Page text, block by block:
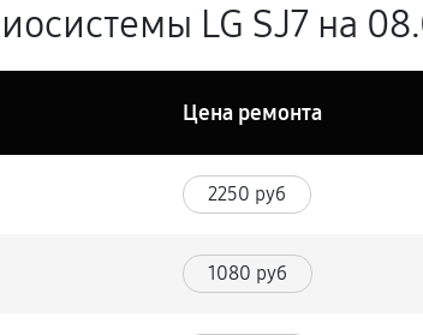
LG SJ7 на
Цена ремонта
2250 руб
1080 руб